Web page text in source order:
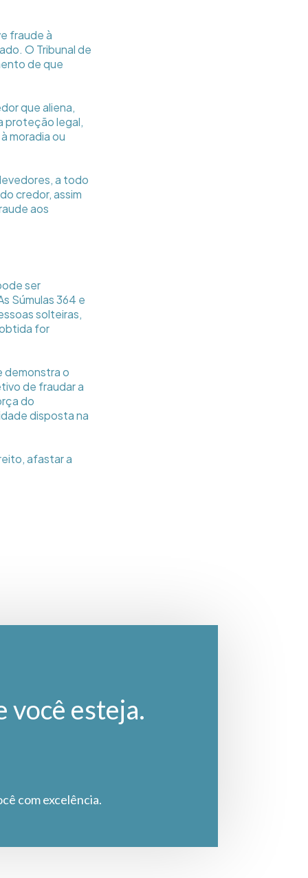
fraude à
O Tribunal de
de que
que aliena,
proteção legal,
moradia ou
a todo
credor, assim
aos
ser
Súmulas 364 e
solteiras,
for
demonstra o
de fraudar a
do
disposta na
afastar a
você esteja.
com excelência.